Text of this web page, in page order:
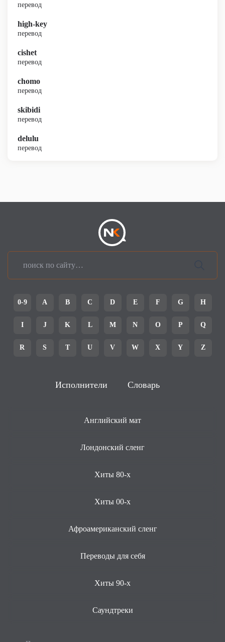
перевод
high-key
перевод
cishet
перевод
chomo
перевод
skibidi
перевод
delulu
перевод
0-9 A B C D E F G H
I J K L M N O P Q
R S T U V W X Y Z
Исполнители Словарь
Английский мат
Лондонский сленг
Хиты 80-х
Хиты 00-х
Афроамериканский сленг
Переводы для себя
Хиты 90-х
Саундтреки